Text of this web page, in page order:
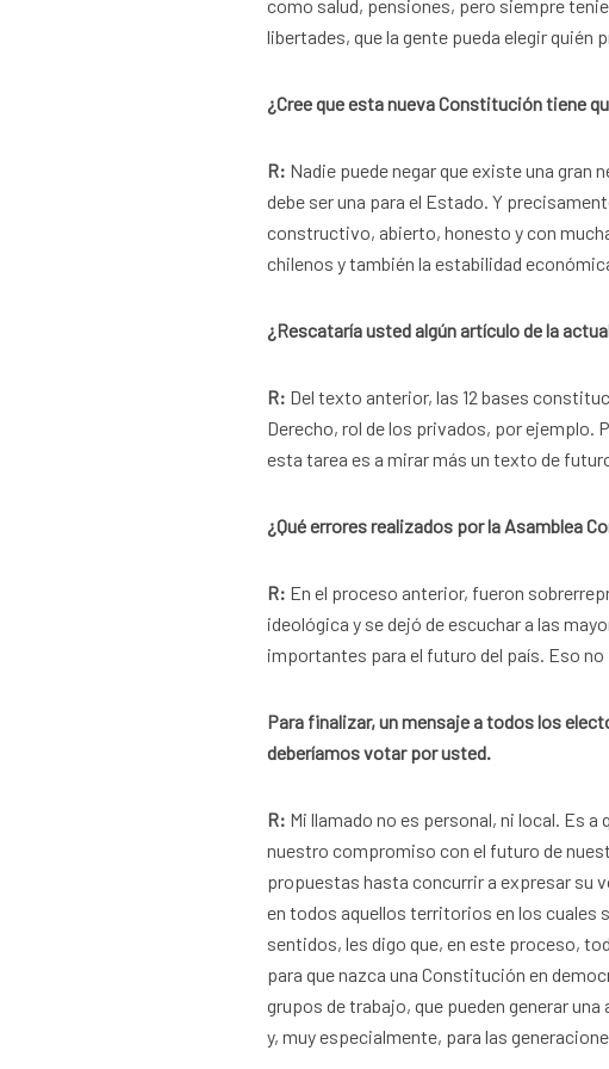
como salud, pensiones, pero siempre
libertades, que la gente pueda elegir quién
¿Cree que esta nueva Constitución tiene
R: Nadie puede negar que existe una gran
debe ser una para el Estado. Y
constructivo, abierto, honesto y con
chilenos y también la estabilidad
¿Rescataría usted algún artículo de la
R: Del texto anterior, las 12 bases
Derecho, rol de los privados, por ejemplo.
esta tarea es a mirar más un texto de
¿Qué errores realizados por la Asamblea
R: En el proceso anterior, fueron
ideológica y se dejó de escuchar a las
importantes para el futuro del país. Eso no
Para finalizar, un mensaje a todos los
deberíamos votar por usted.
R: Mi llamado no es personal, ni local. Es
nuestro compromiso con el futuro de
propuestas hasta concurrir a expresar su
en todos aquellos territorios en los cuales
sentidos, les digo que, en este proceso,
para que nazca una Constitución en
grupos de trabajo, que pueden generar
y, muy especialmente, para las